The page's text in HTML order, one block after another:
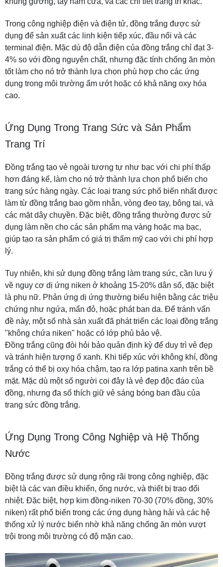
Trong công nghiệp điện và điện tử, đồng trắng được sử
dụng để sản xuất các linh kiện tiếp xúc, đầu nối và các
terminal điện. Mặc dù độ dẫn điện của đồng trắng chỉ đạt 3-
4% so với đồng nguyên chất, nhưng đặc tính chống ăn mòn
tốt làm cho nó trở thành lựa chọn phù hợp cho các ứng
dụng trong môi trường ẩm ướt hoặc có khả năng oxy hóa
cao.
Ứng Dụng Trong Trang Sức và Sản Phẩm
Trang Trí
Đồng trắng tạo vẻ ngoài tương tự như bạc với chi phí thấp
hơn đáng kể, làm cho nó trở thành lựa chọn phổ biến cho
trang sức hàng ngày. Các loại trang sức phổ biến nhất được
làm từ đồng trắng bao gồm nhẫn, vòng đeo tay, bông tai, và
các mặt dây chuyền. Đặc biệt, đồng trắng thường được sử
dụng làm nền cho các sản phẩm mạ vàng hoặc mạ bạc,
giúp tạo ra sản phẩm có giá trị thẩm mỹ cao với chi phí hợp
lý.
Tuy nhiên, khi sử dụng đồng trắng làm trang sức, cần lưu ý
về nguy cơ dị ứng niken ở khoảng 15-20% dân số, đặc biệt
là phụ nữ. Phản ứng dị ứng thường biểu hiện bằng các triệu
chứng như ngứa, mẩn đỏ, hoặc phát ban da. Để tránh vấn
đề này, một số nhà sản xuất đã phát triển các loại đồng trắng
"không chứa niken" hoặc có lớp phủ bảo vệ.
Đồng trắng cũng đòi hỏi bảo quản định kỳ để duy trì vẻ đẹp
và tránh hiện tượng ố xanh. Khi tiếp xúc với không khí, đồng
trắng có thể bị oxy hóa chậm, tạo ra lớp patina xanh trên bề
mặt. Mặc dù một số người coi đây là vẻ đẹp độc đáo của
đồng, nhưng đa số thích giữ vẻ sáng bóng ban đầu của
trang sức đồng trắng.
Ứng Dụng Trong Công Nghiệp và Hệ Thống
Nước
Đồng trắng được sử dụng rộng rãi trong công nghiệp, đặc
biệt là các van điều khiển, ống nước, và thiết bị trao đổi
nhiệt. Đặc biệt, hợp kim đồng-niken 70-30 (70% đồng, 30%
niken) rất phổ biến trong các ứng dụng hàng hải và các hệ
thống xử lý nước biển nhờ khả năng chống ăn mòn vượt
trội trong môi trường có độ mặn cao.